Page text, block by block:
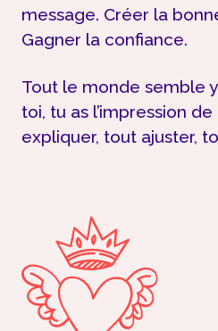
message. Créer la
Gagner la confiance.
Tout le monde semble
toi, tu as l’impression
expliquer, tout ajuster,